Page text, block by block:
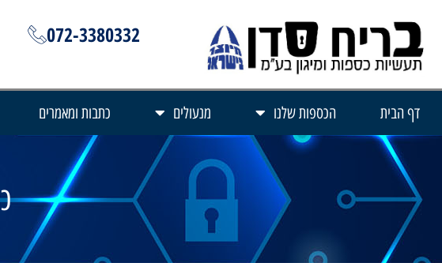
072-3380332
דף הבית הכספות שלנו מנעולים כתבות ומאמרים